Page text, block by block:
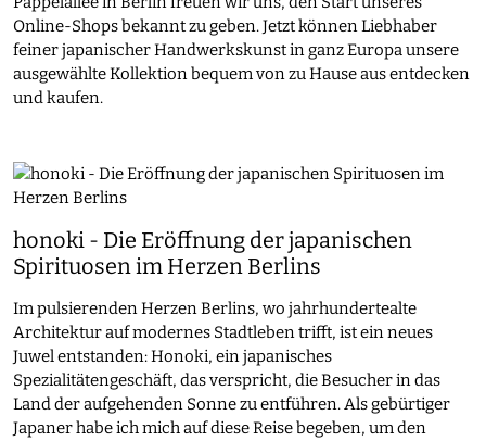
Online-Shops bekannt zu geben. Jetzt können Liebhaber
feiner japanischer Handwerkskunst in ganz Europa unsere
ausgewählte Kollektion bequem von zu Hause aus entdecken
und kaufen.
honoki - Die Eröffnung der japanischen
Spirituosen im Herzen Berlins
Im pulsierenden Herzen Berlins, wo jahrhundertealte
Architektur auf modernes Stadtleben trifft, ist ein neues
Juwel entstanden: Honoki, ein japanisches
Spezialitätengeschäft, das verspricht, die Besucher in das
Land der aufgehenden Sonne zu entführen. Als gebürtiger
Japaner habe ich mich auf diese Reise begeben, um den